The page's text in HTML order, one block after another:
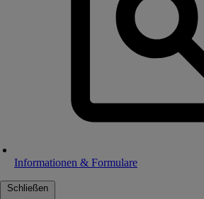
Informationen & Formulare
Schließen